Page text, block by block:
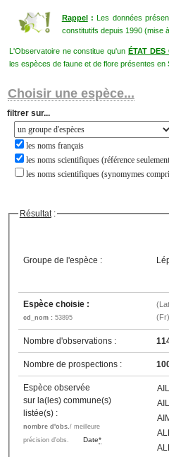
Rappel:Les données
constitutifs depuis 1990 (mise
L'Observatoire ne constitue qu'unÉTAT DES
les espèces de faune et de flore présentes en
Choisir une espèce...
filtrer sur...
les noms français
les noms scientifiques (référence
les noms scientifiques (synomymes
Résultat:
Groupe de l'espèce :
Espèce choisie :
cd_nom : 53895
Nombre d'observations :
Nombre de prospections :
Espèce observée
sur la(les) commune(s)
listée(s) :
nombre d'obs./ meilleure
précision d'obs.
Date*